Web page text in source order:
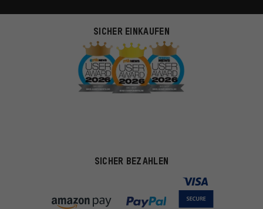
SICHER EINKAUFEN
SICHER BEZAHLEN